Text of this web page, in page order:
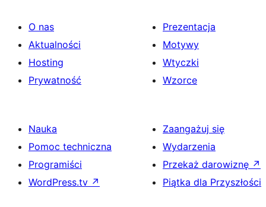
O nas
Aktualności
Hosting
Prywatność
Prezentacja
Motywy
Wtyczki
Wzorce
Nauka
Pomoc techniczna
Programiści
WordPress.tv ↗
Zaangażuj się
Wydarzenia
Przekaż darowiznę ↗
Piątka dla Przyszłości